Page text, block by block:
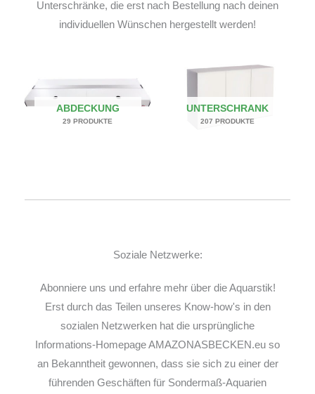
Unterschränke, die erst nach Bestellung nach deinen
individuellen Wünschen hergestellt werden!
ABDECKUNG
29 PRODUKTE
UNTERSCHRANK
207 PRODUKTE
Soziale Netzwerke:
Abonniere uns und erfahre mehr über die Aquarstik!
Erst durch das Teilen unseres Know-how's in den
sozialen Netzwerken hat die ursprüngliche
Informations-Homepage AMAZONASBECKEN.eu so
an Bekanntheit gewonnen, dass sie sich zu einer der
führenden Geschäften für Sondermaß-Aquarien